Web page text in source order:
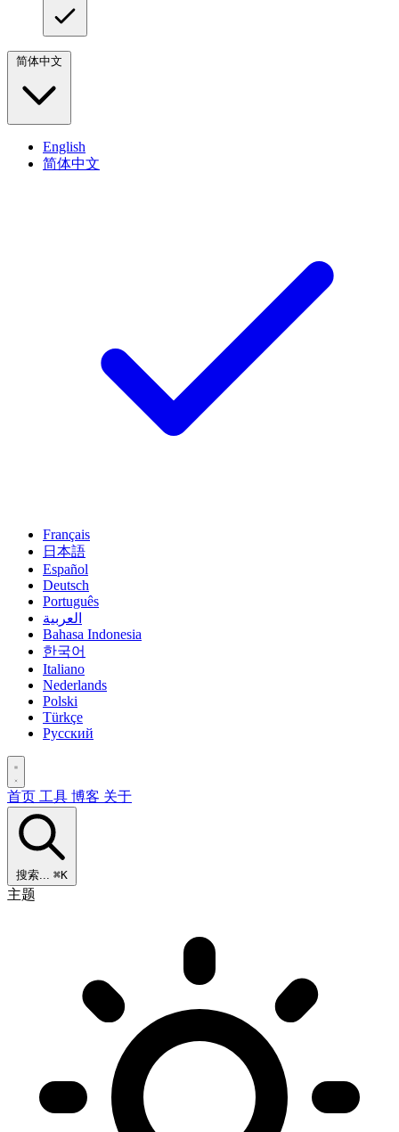
简体中文
English
简体中文
Français
日本語
Español
Deutsch
Português
العربية
Bahasa Indonesia
한국어
Italiano
Nederlands
Polski
Türkçe
Русский
首页 工具 博客 关于
搜索... ⌘K
主题